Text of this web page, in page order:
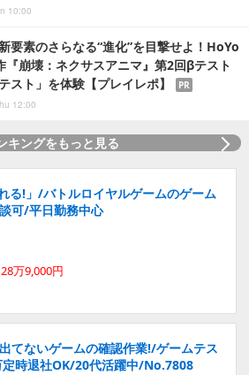
10:00
要素のさらなる“進化”を目撃せよ！HoYo
『崩壊：ネクサスアニマ』第2回βテスト
スト」を体験【プレイレポ】
PR
12:00
キングをもっと見る
る!」/バトルロイヤルゲームのゲーム
可/平日勤務中心
万9,000円
てないゲームの確認作業!/ゲームテス
時退社OK/20代活躍中/No.7808